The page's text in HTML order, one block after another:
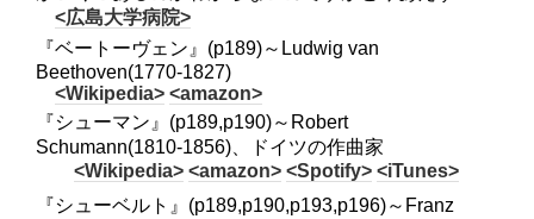
<広島大学病院>
『ベートーヴェン』(p189)～Ludwig van
Beethoven(1770-1827)
<Wikipedia> <amazon>
『シューマン』(p189,p190)～Robert
Schumann(1810-1856)、ドイツの作曲家
<Wikipedia> <amazon> <Spotify> <iTunes>
『シューベルト』(p189,p190,p193,p196)～Franz